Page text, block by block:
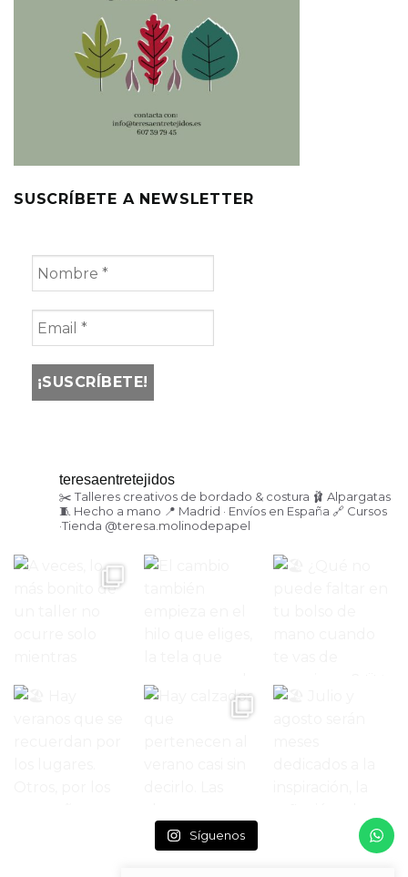
SUSCRÍBETE A NEWSLETTER
teresaentretejidos
✂️ Talleres creativos de bordado & costura 🩰 Alpargatas
🧵 Hecho a mano 📍 Madrid · Envíos en España 🔗 Cursos
·Tienda @teresa.molinodepapel
Síguenos